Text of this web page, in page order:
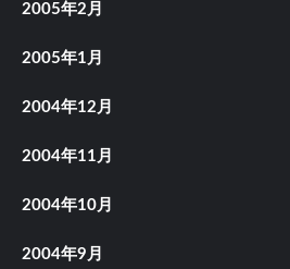
2005年2月
2005年1月
2004年12月
2004年11月
2004年10月
2004年9月